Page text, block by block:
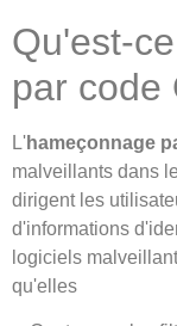
Qu'est-
par code
L'hameçonnage
malveillants dans
dirigent les
d'informations
logiciels
qu'elles